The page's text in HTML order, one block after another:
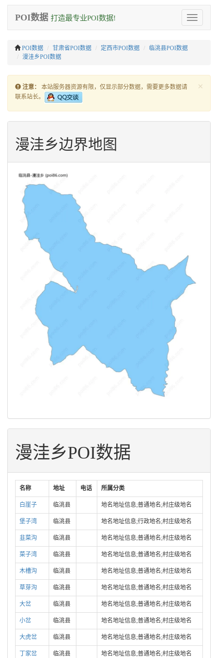
Toggle
navigation
POI数据 打造最专业POI数据!
POI数据 甘肃省POI数据 定西市POI数据
临洮县POI数据
漫洼乡POI数据
×
注意：
本站服务器资源有限，仅显示部分数据，需要更多数据请
联系站长。
漫洼乡边界地图
漫洼乡POI数据
名称 地址 电话 所属分类
白崖子 临洮县 地名地址信息;普通地名;村庄级地名
堡子湾 临洮县 地名地址信息;行政地名;村庄级地名
韭菜沟 临洮县 地名地址信息;普通地名;村庄级地名
菜子湾 临洮县 地名地址信息;普通地名;村庄级地名
木槽沟 临洮县 地名地址信息;普通地名;村庄级地名
草芽沟 临洮县 地名地址信息;普通地名;村庄级地名
大岔 临洮县 地名地址信息;普通地名;村庄级地名
小岔 临洮县 地名地址信息;普通地名;村庄级地名
大虎岔 临洮县 地名地址信息;普通地名;村庄级地名
丁家岔 临洮县 地名地址信息;普通地名;村庄级地名